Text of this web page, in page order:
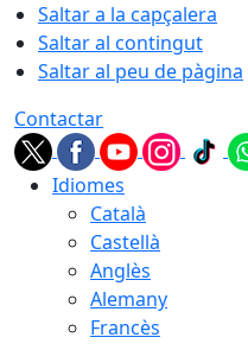
Saltar a la capçalera
Saltar al contingut
Saltar al peu de pàgina
Contactar
Idiomes
Català
Castellà
Anglès
Alemany
Francès